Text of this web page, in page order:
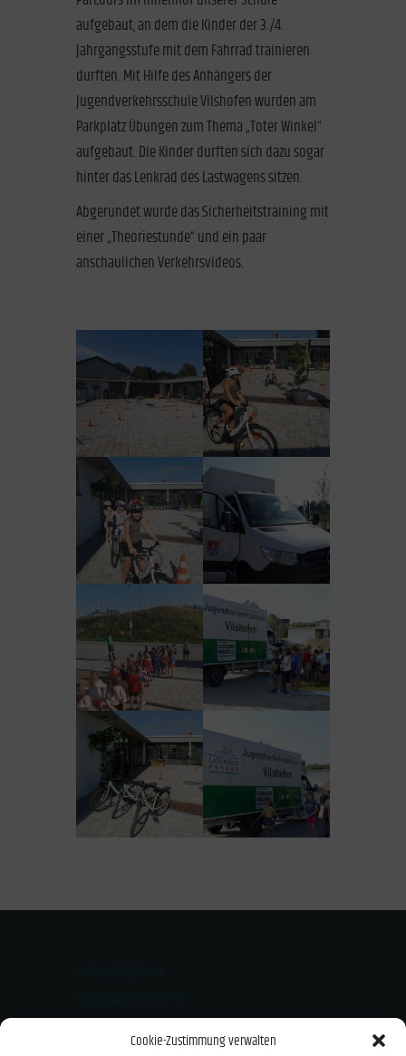
Cookie-Zustimmung verwalten
aufgebaut, an dem die Kinder der 3./4.
Jahrgangsstufe mit dem Fahrrad trainieren
durften. Mit Hilfe des Anhängers der
Jugendverkehrsschule Vilshofen wurden am
Parkplatz Übungen zum Thema „Toter Winkel“
aufgebaut. Die Kinder durften sich dazu sogar
hinter das Lenkrad des Lastwagens sitzen.
Abgerundet wurde das Sicherheitstraining mit
einer „Theoriestunde“ und ein paar
anschaulichen Verkehrsvideos.
Kloster-Mondsee-Str. 20